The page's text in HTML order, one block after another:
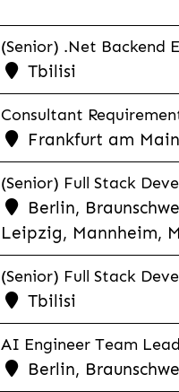
(Senior) .Net Backend
Tbilisi
Consultant
Frankfurt am
(Senior) Full Stack
Berlin,
Leipzig, Mannheim,
(Senior) Full Stack
Tbilisi
AI Engineer Team
Berlin,